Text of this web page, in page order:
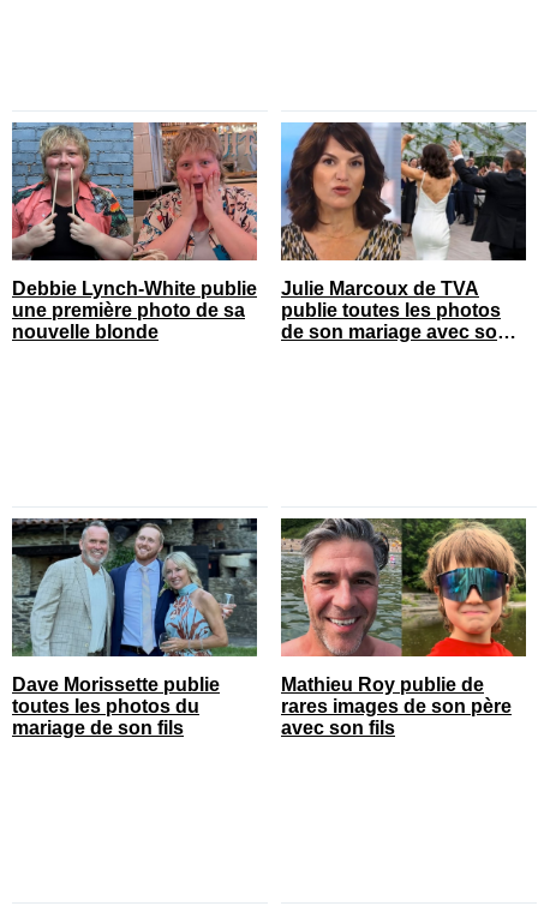
Debbie Lynch-White publie
une première photo de sa
nouvelle blonde
Julie Marcoux de TVA
publie toutes les photos
de son mariage avec son
Dave Morissette publie
toutes les photos du
mariage de son fils
Mathieu Roy publie de
rares images de son père
avec son fils